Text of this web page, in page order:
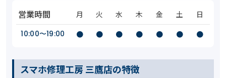
営業時間 月 火 水 木 金 土
日
10:00〜19:00
● ● ● ● ● ● ●
スマホ修理工房 三鷹店の特徴